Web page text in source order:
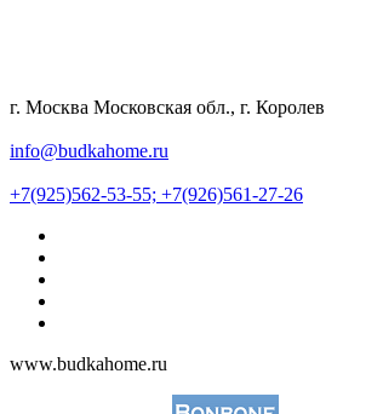
г. Москва Московская обл., г. Королев
info@budkahome.ru
+7(925)562-53-55; +7(926)561-27-26
www.budkahome.ru